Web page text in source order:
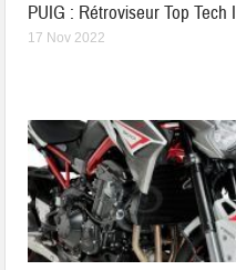
PUIG : Rétroviseur Top Tech I
17 Nov 2022